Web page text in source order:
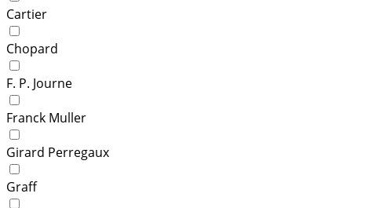
Cartier
Chopard
F. P. Journe
Franck Muller
Girard Perregaux
Graff